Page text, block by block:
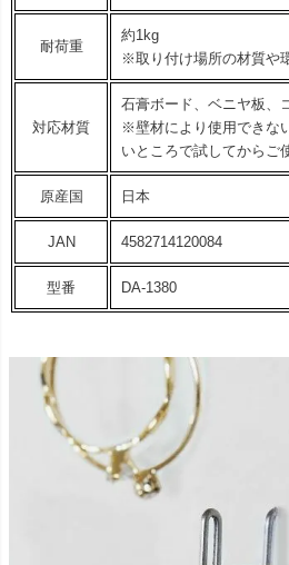
耐荷重
約1kg
※取り付け場所の材質や
対応材質
石膏ボード、ベニヤ板、
※壁材により使用できな
いところで試してからご
原産国 日本
JAN 4582714120084
型番 DA-1380